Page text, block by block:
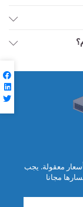
معقولة. يجب